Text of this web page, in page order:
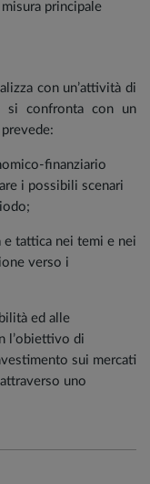
principale
con un’attività di
si confronta con un
finanziario
i possibili scenari
e tattica nei temi e nei
verso i
ed alle
l’obiettivo di
sui mercati
uno